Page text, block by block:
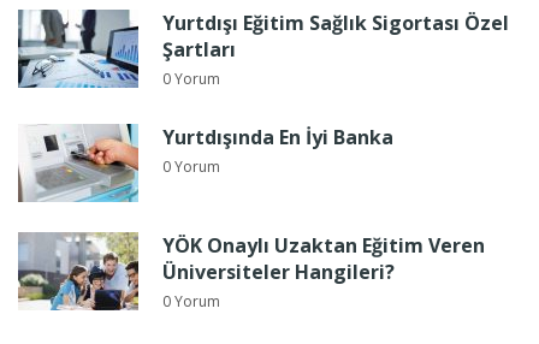
Yurtdışı Eğitim Sağlık Sigortası Özel
Şartları
0 Yorum
Yurtdışında En İyi Banka
0 Yorum
YÖK Onaylı Uzaktan Eğitim Veren
Üniversiteler Hangileri?
0 Yorum